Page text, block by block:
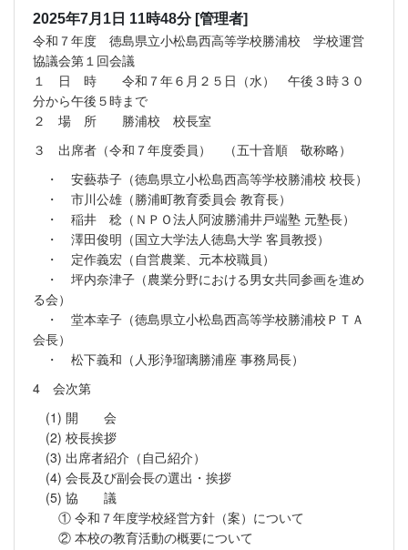
2025年7月1日 11時48分 [管理者]
令和７年度 徳島県立小松島西高等学校勝浦校 学校運営
協議会第１回会議
１ 日 時 令和７年６月２５日（水） 午後３時３０
分から午後５時まで
２ 場 所 勝浦校 校長室
３ 出席者（令和７年度委員） （五十音順 敬称略）
・ 安藝恭子（徳島県立小松島西高等学校勝浦校 校長）
・ 市川公雄（勝浦町教育委員会 教育長）
・ 稲井 稔（ＮＰＯ法人阿波勝浦井戸端塾 元塾長）
・ 澤田俊明（国立大学法人徳島大学 客員教授）
・ 定作義宏（自営農業、元本校職員）
・ 坪内奈津子（農業分野における男女共同参画を進め
る会）
・ 堂本幸子（徳島県立小松島西高等学校勝浦校ＰＴＡ
会長）
・ 松下義和（人形浄瑠璃勝浦座 事務局長）
4 会次第
(1) 開 会
(2) 校長挨拶
(3) 出席者紹介（自己紹介）
(4) 会長及び副会長の選出・挨拶
(5) 協 議
① 令和７年度学校経営方針（案）について
② 本校の教育活動の概要について